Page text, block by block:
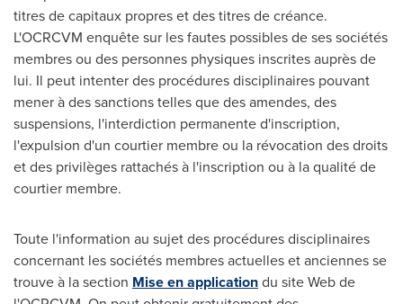
titres de capitaux propres et des titres de créance.
L'OCRCVM enquête sur les fautes possibles de ses sociétés
membres ou des personnes physiques inscrites auprès de
lui. Il peut intenter des procédures disciplinaires pouvant
mener à des sanctions telles que des amendes, des
suspensions, l'interdiction permanente d'inscription,
l'expulsion d'un courtier membre ou la révocation des droits
et des privilèges rattachés à l'inscription ou à la qualité de
courtier membre.
Toute l'information au sujet des procédures disciplinaires
concernant les sociétés membres actuelles et anciennes se
trouve à la section Mise en applicationdu site Web de